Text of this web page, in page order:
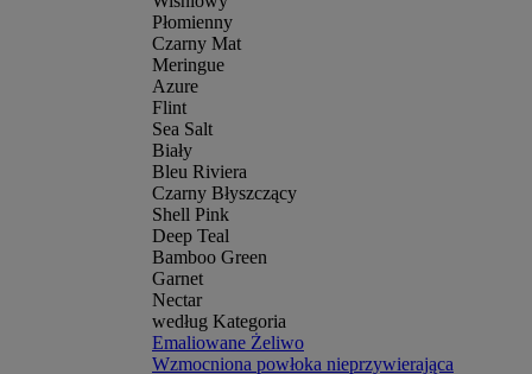
Płomienny
Czarny Mat
Meringue
Azure
Flint
Sea Salt
Biały
Bleu Riviera
Czarny Błyszczący
Shell Pink
Deep Teal
Bamboo Green
Garnet
Nectar
według Kategoria
Emaliowane Żeliwo
Wzmocniona powłoka nieprzywierająca